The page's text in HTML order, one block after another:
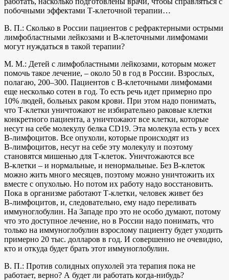
побочными эффектами Т‑клеточной терапии…
В. П.: Сколько в России пациентов с рефрактерными острыми
лимфобластными лейкозами и В‑клеточными лимфомами
могут нуждаться в такой терапии?
М. М.: Детей с лимфобластными лейкозами, которым может
помочь такое лечение, – около 50 в год в России. Взрослых,
полагаю, 200–300. Пациентов с В‑клеточными лимфомами
еще несколько сотен в год. То есть речь идет примерно про
10% людей, больных раком крови. При этом надо понимать,
что Т‑клетки уничтожают не избирательно раковые клетки
конкретного пациента, а уничтожают все клетки, которые
несут на себе молекулу белка CD19. Эта молекула есть у всех
В‑лимфоцитов. Все опухоли, которые происходят из
В‑лимфоцитов, несут на себе эту молекулу и поэтому
становятся мишенью для Т‑клеток. Уничтожаются все
В‑клетки – и нормальные, и ненормальные. Без В‑клеток
можно жить много месяцев, поэтому можно уничтожить их
вместе с опухолью. Но потом их работу надо восстановить.
Пока в организме работают Т‑клетки, человек живет без
В‑лимфоцитов, и, следовательно, ему надо переливать
иммуноглобулин. На Западе про это не особо думают, потому
что это доступное лечение, но в России надо понимать, что
только на иммуноглобулин взрослому пациенту будет уходить
примерно 20 тыс. долларов в год. И совершенно не очевидно,
кто и откуда будет брать этот иммуноглобулин.
В. П.: Против солидных опухолей эта терапия пока не
работает, верно? А будет ли работать когда-нибудь?